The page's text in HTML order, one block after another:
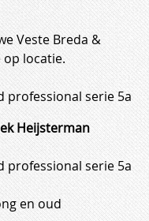
Veste Breda &
locatie.
professional serie 5a
Heijsterman
professional serie 5a
en oud